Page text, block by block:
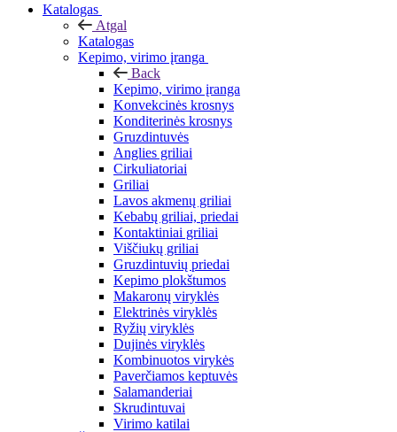
Katalogas
Atgal
Katalogas
Kepimo, virimo įranga
Back
Kepimo, virimo įranga
Konvekcinės krosnys
Konditerinės krosnys
Gruzdintuvės
Anglies griliai
Cirkuliatoriai
Griliai
Lavos akmenų griliai
Kebabų griliai, priedai
Kontaktiniai griliai
Viščiukų griliai
Gruzdintuvių priedai
Kepimo plokštumos
Makaronų viryklės
Elektrinės viryklės
Ryžių viryklės
Dujinės viryklės
Kombinuotos virykės
Paverčiamos keptuvės
Salamanderiai
Skrudintuvai
Virimo katilai